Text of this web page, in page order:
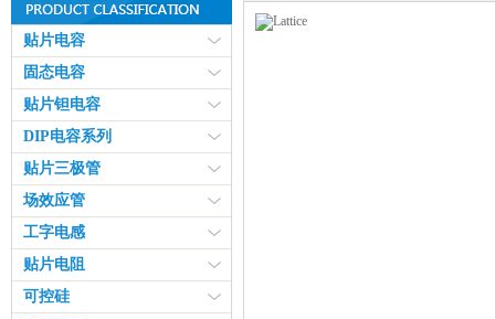
贴片电容
固态电容
贴片钽电容
DIP电容系列
贴片三极管
场效应管
工字电感
贴片电阻
可控硅